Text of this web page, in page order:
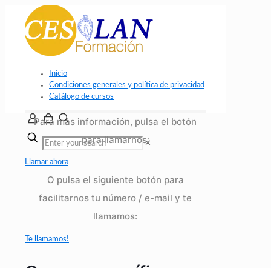
Inicio
Condiciones generales y política de privacidad
Catálogo de cursos
✕
Para más información, pulsa el botón
para llamarnos:
Llamar ahora
O pulsa el siguiente botón para
facilitarnos tu número / e-mail y te
llamamos:
Te llamamos!